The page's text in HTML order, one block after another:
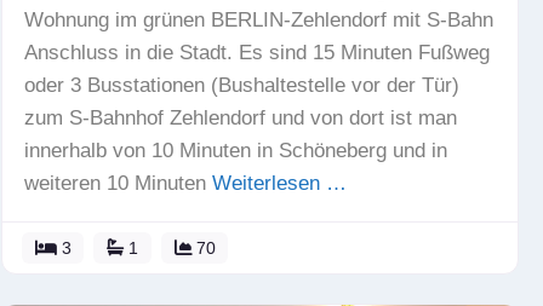
Wohnung im grünen BERLIN-Zehlendorf mit S-Bahn
Anschluss in die Stadt. Es sind 15 Minuten Fußweg
oder 3 Busstationen (Bushaltestelle vor der Tür)
zum S-Bahnhof Zehlendorf und von dort ist man
innerhalb von 10 Minuten in Schöneberg und in
weiteren 10 Minuten Weiterlesen …
3 1 70